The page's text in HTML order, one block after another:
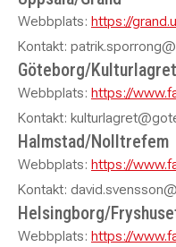
Webbplats: https://
Kontakt:
Göteborg/Kulturlagret
Webbplats: https://
Kontakt:
Halmstad/Nolltrefem
Webbplats: https://
Kontakt:
Helsingborg/
Webbplats: https://